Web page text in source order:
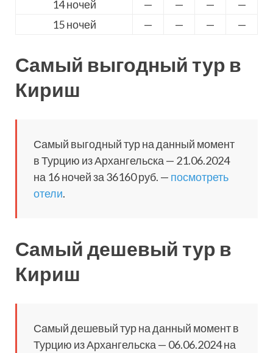
14 ночей — — —
—
15 ночей
— — — —
Самый выгодный тур в
Кириш
Самый выгодный тур на данный момент
в Турцию из Архангельска — 21.06.2024
на 16 ночей за 36160 руб. — посмотреть
отели.
Самый дешевый тур в
Кириш
Самый дешевый тур на данный момент в
Турцию из Архангельска — 06.06.2024 на